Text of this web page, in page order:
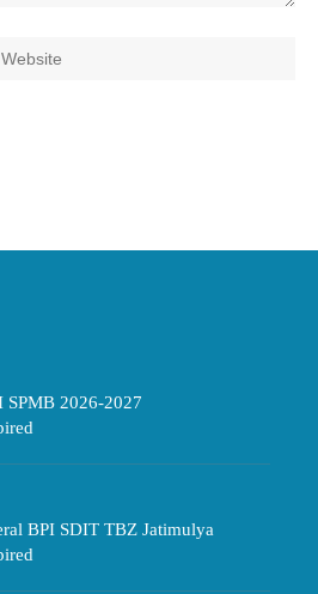
SPMB 2026-2027
BPI SDIT TBZ Jatimulya